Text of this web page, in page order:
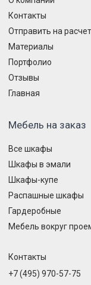
Контакты
Отправить на расчет
Материалы
Портфолио
Отзывы
Главная
Мебель на заказ
Все шкафы
Шкафы в эмали
Шкафы-купе
Распашные шкафы
Гардеробные
Мебель вокруг
Контакты
+7 (495) 970-57-75